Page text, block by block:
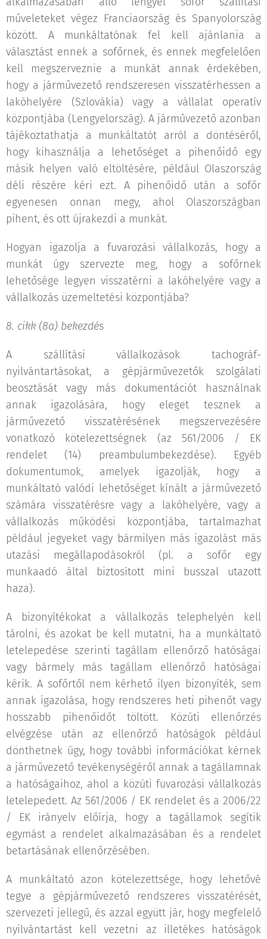
műveleteket végez Franciaország és Spanyolország
között. A munkáltatónak fel kell ajánlania a
választást ennek a sofőrnek, és ennek megfelelően
kell megszerveznie a munkát annak érdekében,
hogy a járművezető rendszeresen visszatérhessen a
lakóhelyére (Szlovákia) vagy a vállalat operatív
központjába (Lengyelország). A járművezető azonban
tájékoztathatja a munkáltatót arról a döntéséről,
hogy kihasználja a lehetőséget a pihenőidő egy
másik helyen való eltöltésére, például Olaszország
déli részére kéri ezt. A pihenőidő után a sofőr
egyenesen onnan megy, ahol Olaszországban
pihent, és ott újrakezdi a munkát.
Hogyan igazolja a fuvarozási vállalkozás, hogy a
munkát úgy szervezte meg, hogy a sofőrnek
lehetősége legyen visszatérni a lakóhelyére vagy a
vállalkozás üzemeltetési központjába?
8. cikk (8a) bekezdés
A szállítási vállalkozások tachográf-
nyilvántartásokat, a gépjárművezetők szolgálati
beosztását vagy más dokumentációt használnak
annak igazolására, hogy eleget tesznek a
járművezető visszatérésének megszervezésére
vonatkozó kötelezettségnek (az 561/2006 / EK
rendelet (14) preambulumbekezdése). Egyéb
dokumentumok, amelyek igazolják, hogy a
munkáltató valódi lehetőséget kínált a járművezető
számára visszatérésre vagy a lakóhelyére, vagy a
vállalkozás működési központjába, tartalmazhat
például jegyeket vagy bármilyen más igazolást más
utazási megállapodásokról (pl. a sofőr egy
munkaadó által biztosított mini busszal utazott
haza).
A bizonyítékokat a vállalkozás telephelyén kell
tárolni, és azokat be kell mutatni, ha a munkáltató
letelepedése szerinti tagállam ellenőrző hatóságai
vagy bármely más tagállam ellenőrző hatóságai
kérik. A sofőrtől nem kérhető ilyen bizonyíték, sem
annak igazolása, hogy rendszeres heti pihenőt vagy
hosszabb pihenőidőt töltött. Közúti ellenőrzés
elvégzése után az ellenőrző hatóságok például
dönthetnek úgy, hogy további információkat kérnek
a járművezető tevékenységéről annak a tagállamnak
a hatóságaihoz, ahol a közúti fuvarozási vállalkozás
letelepedett. Az 561/2006 / EK rendelet és a 2006/22
/ EK irányelv előírja, hogy a tagállamok segítik
egymást a rendelet alkalmazásában és a rendelet
betartásának ellenőrzésében.
A munkáltató azon kötelezettsége, hogy lehetővé
tegye a gépjárművezető rendszeres visszatérését,
szervezeti jellegű, és azzal együtt jár, hogy megfelelő
nyilvántartást kell vezetni az illetékes hatóságok